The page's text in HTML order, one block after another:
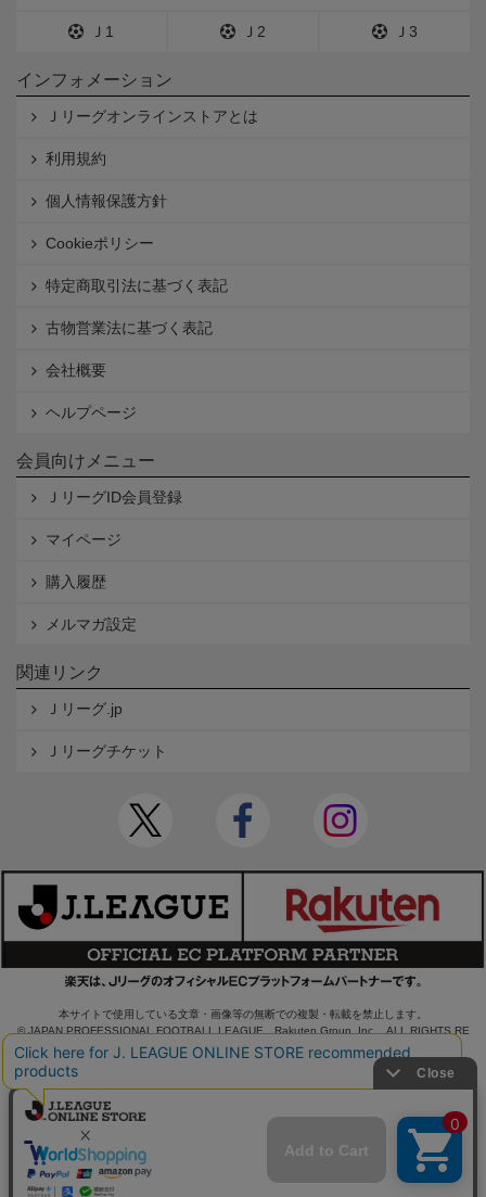
Ｊ1 Ｊ2 Ｊ3
インフォメーション
Ｊリーグオンラインストアとは
利用規約
個人情報保護方針
Cookieポリシー
特定商取引法に基づく表記
古物営業法に基づく表記
会社概要
ヘルプページ
会員向けメニュー
ＪリーグID会員登録
マイページ
購入履歴
メルマガ設定
関連リンク
Ｊリーグ.jp
Ｊリーグチケット
本サイトで使用している文章・画像等の無断での複製・転載を禁止します。
© JAPAN PROFESSIONAL FOOTBALL LEAGUE Rakuten Group, Inc. ALL RIGHTS RE
SERVED.